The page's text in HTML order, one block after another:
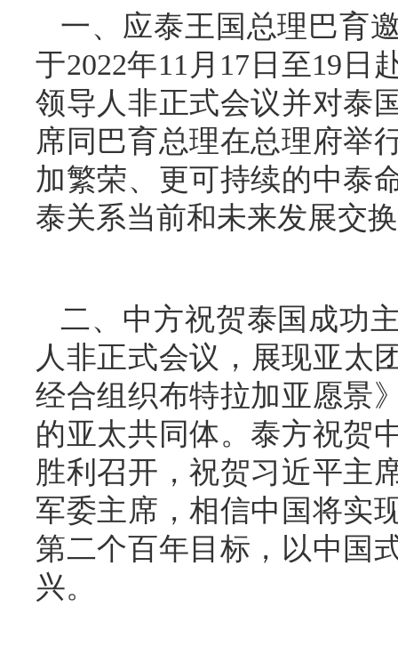
一、应泰王国总理巴育
于2022年11月17日至19日
领导人非正式会议并对泰
席同巴育总理在总理府举
加繁荣、更可持续的中泰
泰关系当前和未来发展交
二、中方祝贺泰国成功
人非正式会议，展现亚太
经合组织布特拉加亚愿景
的亚太共同体。泰方祝贺
胜利召开，祝贺习近平主
军委主席，相信中国将实
第二个百年目标，以中国
兴。